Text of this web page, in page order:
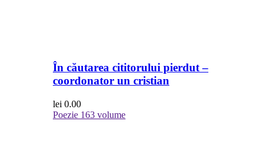
În căutarea cititorului pierdut –
coordonator un cristian
lei 0.00
Poezie 163 volume